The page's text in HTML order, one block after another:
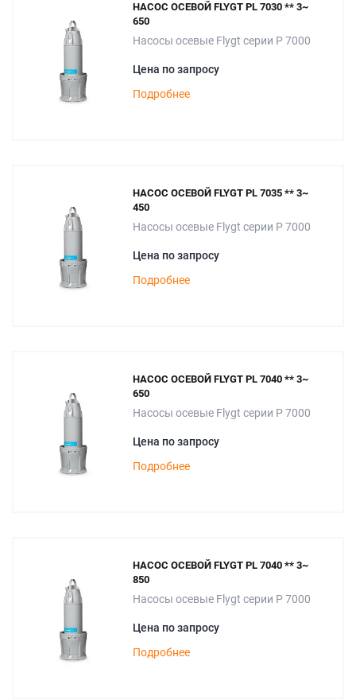
НАСОС ОСЕВОЙ FLYGT PL 7030 ** 3~
650
Насосы осевые Flygt серии P 7000
Цена по запросу
Подробнее
НАСОС ОСЕВОЙ FLYGT PL 7035 ** 3~
450
Насосы осевые Flygt серии P 7000
Цена по запросу
Подробнее
НАСОС ОСЕВОЙ FLYGT PL 7040 ** 3~
650
Насосы осевые Flygt серии P 7000
Цена по запросу
Подробнее
НАСОС ОСЕВОЙ FLYGT PL 7040 ** 3~
850
Насосы осевые Flygt серии P 7000
Цена по запросу
Подробнее